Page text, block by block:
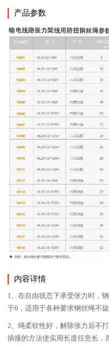
产品参数
内容详情
1、在自由状态下承受张力时，
于0，适用于各种要求钢丝绳不旋
2、绳柔软性好，解除张力后不
插接的方法使实用长度任意长，